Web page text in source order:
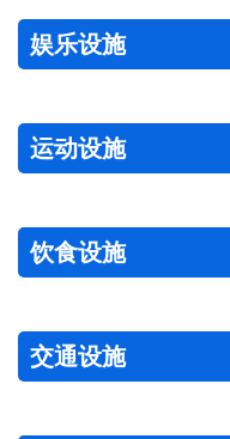
娱乐设施
运动设施
饮食设施
交通设施